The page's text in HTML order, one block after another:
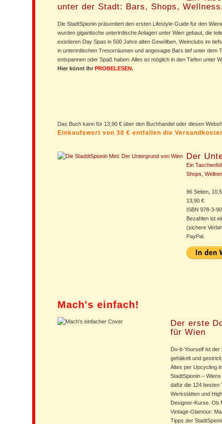
unter der Stadt: Bars, Shops,
Die StadtSpionin präsentiert den ersten Lifestyle-Guide für den
wurden gigantische unterirdische Anlagen unter Wien gebaut, die
existieren Day Spas in 500 Jahre alten Gewölben, Weinclubs im
in unterirdischen Tresorräumen und angesagte Bars tief unter dem
entspannen oder Spaß haben: Alles ist möglich in den Tiefen unter
Hier könnt Ihr PROBELESEN.
Das Buch kann für 13,90 € über den Buchhandel oder diesen
Einkaufswert von 30 € entfallen die
Der
Ein
Shops,
96 Seiten,
13,90 €
ISBN 978-3-
Bezahlen ist
(sichere
PayPal.
Mach's einfach!
Der erste
für Wien
Do-It-Yourself ist
gehäkelt und
Altes per Upcycling
StadtSpionin –
dafür die 124 besten
Werkstätten und
Designer-Kurse. Ob
Vintage-Glamour:
Tipps der